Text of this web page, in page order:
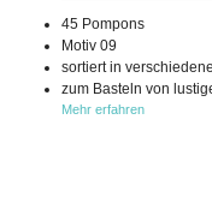
45 Pompons
Motiv 09
sortiert in
zum Basteln von
Mehr erfahren